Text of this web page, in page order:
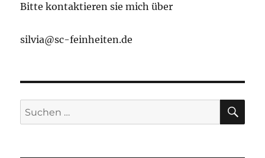
Bitte kontaktieren sie mich über
silvia@sc-feinheiten.de
Suche
nach: